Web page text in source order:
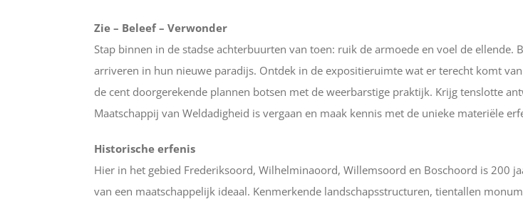
Zie – Beleef – Verwonder
Stap binnen in de stadse achterbuurten van toen: ruik de armoede en voel de
arriveren in hun nieuwe paradijs. Ontdek in de expositieruimte wat er terecht komt
de cent doorgerekende plannen botsen met de weerbarstige praktijk. Krijg tenslotte
Maatschappij van Weldadigheid is vergaan en maak kennis met de unieke materiële
Historische erfenis
Hier in het gebied Frederiksoord, Wilhelminaoord, Willemsoord en Boschoord is 200
van een maatschappelijk ideaal. Kenmerkende landschapsstructuren, tientallen